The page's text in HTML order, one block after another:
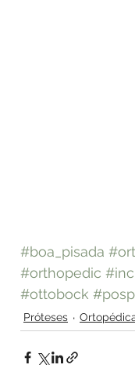
#boa_pisada
#orthopedic
#ottobock
Próteses